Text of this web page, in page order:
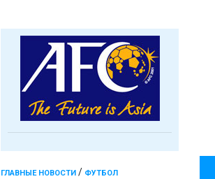
ГЛАВНЫЕ НОВОСТИ / ФУТБОЛ